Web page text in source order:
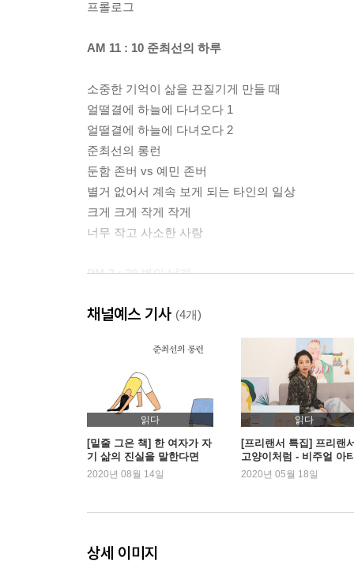
프롤로그
AM 11 : 10 준최선의 하루
소중한 기억이 삶을 끈질기게 만들 때
얼떨결에 하늘에 다녀오다 1
얼떨결에 하늘에 다녀오다 2
준최선의 롱런
둔함 존버 vs 예민 존버
별거 없어서 계속 보게 되는 타인의 일상
크게 크게 작게 작게
너무 작고 사소한 사랑
PM 2 : 39 벽의 날개
나에 관한 항의
사람들이 우물을 들여다보고 시를 쓴다
결정적인 혼자
우체국 상주 작가
픽션 일기) 은행일기 1
픽션 일기) 은행일기 2
대표 사진
벽의 날개
우리가 원하는 불행은 절대 안 줘
채널예스 기사 (4개)
읽다
[밑줄 그은 책] 한 여자가 자
기 삶의 진실을 말한다면
2020년 08월 14일
읽다
[프리랜서 특집] 프리랜
고양이처럼 - 비주얼 아
트 아방
2020년 05월 18일
상세 이미지